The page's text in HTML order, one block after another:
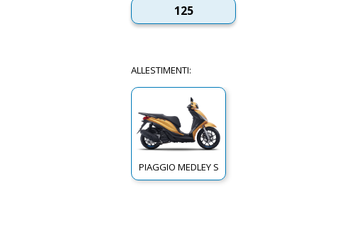
125
ALLESTIMENTI:
PIAGGIO MEDLEY S